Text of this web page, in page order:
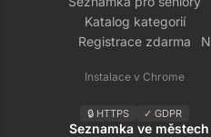
Katalog kategorií
Registrace zdarma
Instalace v Chrome
🔒 HTTPS ✓ GDPR
Seznamka ve městech